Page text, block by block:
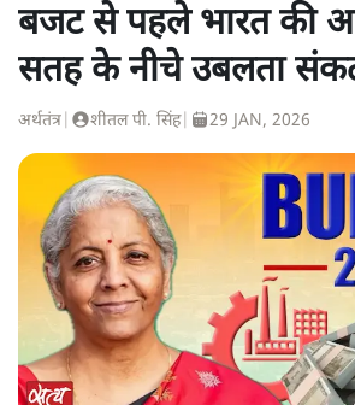
बजट से पहले भारत की
सतह के नीचे उबलता
अर्थतंत्र शीतल पी. सिंह| 29 JAN, 2026